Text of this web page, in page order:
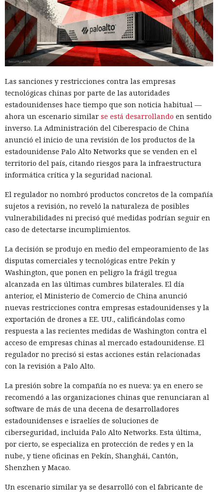
Las sanciones y restricciones contra las empresas
tecnológicas chinas por parte de las autoridades
estadounidenses hace tiempo que son noticia habitual —
ahora un escenario similar se está desarrollando en sentido
inverso. La Administración del Ciberespacio de China
anunció el inicio de una revisión de los productos de la
estadounidense Palo Alto Networks que se venden en el
territorio del país, citando riesgos para la infraestructura
informática crítica y la seguridad nacional.
El regulador no nombró productos concretos de la compañía
sujetos a revisión, no reveló la naturaleza de posibles
vulnerabilidades ni precisó qué medidas podrían seguir en
caso de detectarse incumplimientos.
La decisión se produjo en medio del empeoramiento de las
disputas comerciales y tecnológicas entre Pekín y
Washington, que ponen en peligro la frágil tregua
alcanzada en las últimas cumbres bilaterales. El día
anterior, el Ministerio de Comercio de China anunció
nuevas restricciones contra empresas estadounidenses y la
exportación de drones a EE. UU., calificándolas como
respuesta a las recientes medidas de Washington contra el
acceso de empresas chinas al mercado estadounidense. El
regulador no precisó si estas acciones están relacionadas
con la revisión a Palo Alto.
La presión sobre la compañía no es nueva: ya en enero se
recomendó a las organizaciones chinas que renunciaran al
software de más de una decena de desarrolladores
estadounidenses e israelíes de soluciones de
ciberseguridad, incluida Palo Alto Networks. Esta última,
por cierto, se especializa en protección de redes y en la
nube, y tiene oficinas en Pekín, Shanghái, Cantón,
Shenzhen y Macao.
Un escenario similar ya se desarrolló con el fabricante de